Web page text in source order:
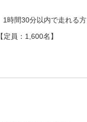
1時間30分以内で走れる方
【定員：1,600名】